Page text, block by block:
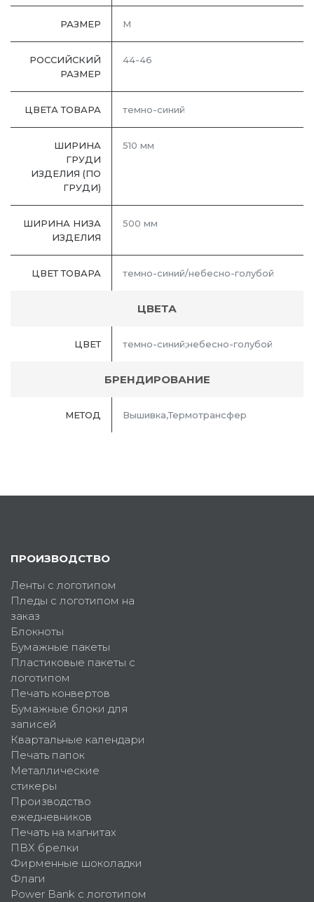
РАЗМЕР M
РОССИЙСКИЙ
РАЗМЕР
44-46
ЦВЕТА ТОВАРА темно-синий
ШИРИНА
ГРУДИ
ИЗДЕЛИЯ (ПО
ГРУДИ)
510 мм
ШИРИНА НИЗА
ИЗДЕЛИЯ
500 мм
ЦВЕТ ТОВАРА темно-синий/небесно-голубой
ЦВЕТА
ЦВЕТ темно-синий;небесно-голубой
БРЕНДИРОВАНИЕ
МЕТОД Вышивка,Термотрансфер
ПРОИЗВОДСТВО
Ленты с логотипом
Пледы с логотипом на
заказ
Блокноты
Бумажные пакеты
Пластиковые пакеты с
логотипом
Печать конвертов
Бумажные блоки для
записей
Квартальные календари
Печать папок
Металлические
стикеры
Производство
ежедневников
Печать на магнитах
ПВХ брелки
Фирменные шоколадки
Флаги
Power Bank с логотипом